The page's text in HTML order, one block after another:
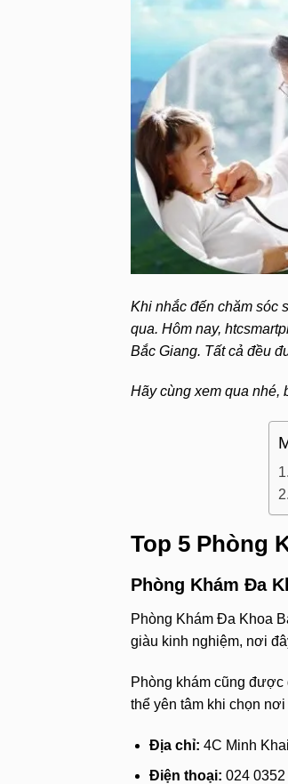
Khi nhắc đến chăm sóc
qua. Hôm nay,
Bắc Giang. Tất cả đều
Hãy cùng xem qua nhé,
Top 5 Phòng
Phòng Khám Đa
Phòng Khám Đa Khoa
giàu kinh nghiệm, nơi
Phòng khám cũng được
thể yên tâm khi chọn
Địa chỉ: 4C Minh
Điện thoại: 024 0352